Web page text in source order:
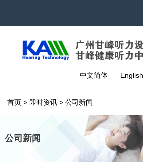
中文简体 English
首页 > 即时资讯 > 公司新闻
公司新闻